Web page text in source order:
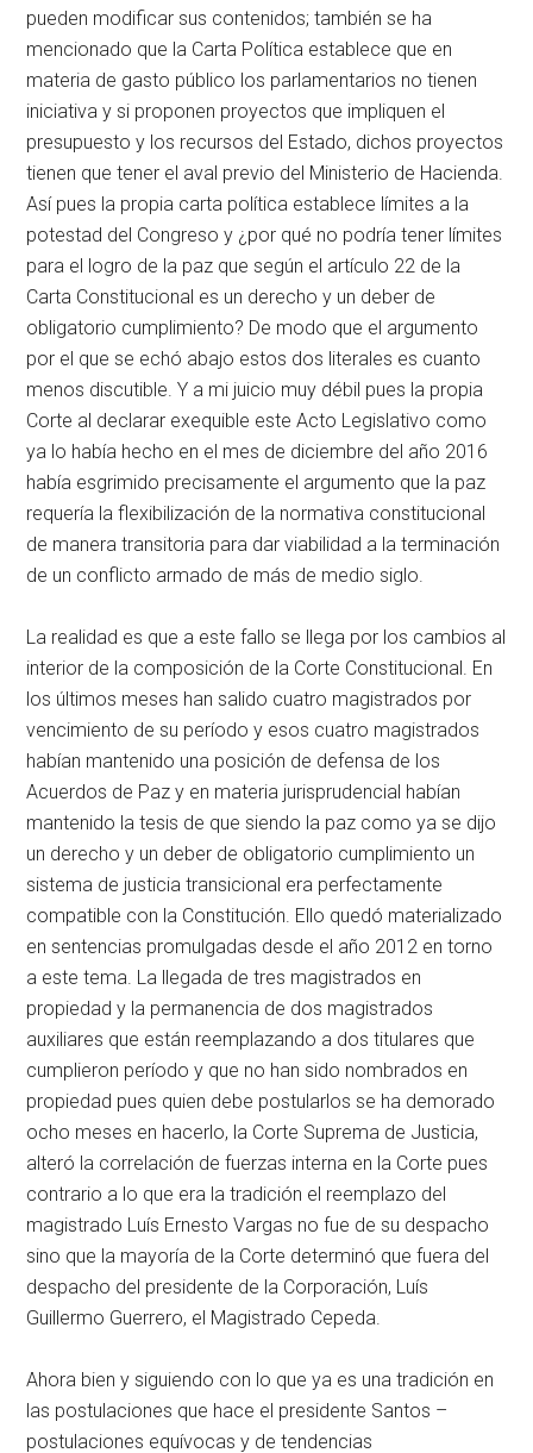
pueden modificar sus contenidos; también se ha
mencionado que la Carta Política establece que en
materia de gasto público los parlamentarios no tienen
iniciativa y si proponen proyectos que impliquen el
presupuesto y los recursos del Estado, dichos proyectos
tienen que tener el aval previo del Ministerio de Hacienda.
Así pues la propia carta política establece límites a la
potestad del Congreso y ¿por qué no podría tener límites
para el logro de la paz que según el artículo 22 de la
Carta Constitucional es un derecho y un deber de
obligatorio cumplimiento? De modo que el argumento
por el que se echó abajo estos dos literales es cuanto
menos discutible. Y a mi juicio muy débil pues la propia
Corte al declarar exequible este Acto Legislativo como
ya lo había hecho en el mes de diciembre del año 2016
había esgrimido precisamente el argumento que la paz
requería la flexibilización de la normativa constitucional
de manera transitoria para dar viabilidad a la terminación
de un conflicto armado de más de medio siglo.
La realidad es que a este fallo se llega por los cambios al
interior de la composición de la Corte Constitucional. En
los últimos meses han salido cuatro magistrados por
vencimiento de su período y esos cuatro magistrados
habían mantenido una posición de defensa de los
Acuerdos de Paz y en materia jurisprudencial habían
mantenido la tesis de que siendo la paz como ya se dijo
un derecho y un deber de obligatorio cumplimiento un
sistema de justicia transicional era perfectamente
compatible con la Constitución. Ello quedó materializado
en sentencias promulgadas desde el año 2012 en torno
a este tema. La llegada de tres magistrados en
propiedad y la permanencia de dos magistrados
auxiliares que están reemplazando a dos titulares que
cumplieron período y que no han sido nombrados en
propiedad pues quien debe postularlos se ha demorado
ocho meses en hacerlo, la Corte Suprema de Justicia,
alteró la correlación de fuerzas interna en la Corte pues
contrario a lo que era la tradición el reemplazo del
magistrado Luís Ernesto Vargas no fue de su despacho
sino que la mayoría de la Corte determinó que fuera del
despacho del presidente de la Corporación, Luís
Guillermo Guerrero, el Magistrado Cepeda.
Ahora bien y siguiendo con lo que ya es una tradición en
las postulaciones que hace el presidente Santos –
postulaciones equívocas y de tendencias